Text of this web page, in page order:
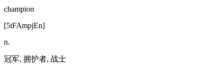
champion
[5tFAmpjEn]
n.
冠军, 拥护者, 战士